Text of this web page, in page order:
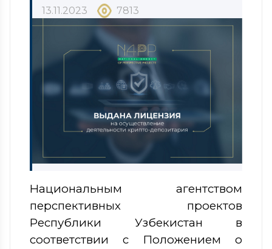
13.11.2023 7813
Национальным агентством
перспективных проектов
Республики Узбекистан в
соответствии с Положением о